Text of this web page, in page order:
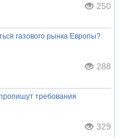
250
газового рынка Европы?
288
требования
329